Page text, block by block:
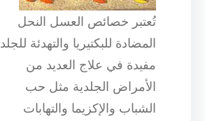
تُعتبر خصائص العسل النحل
المضادة للبكتيريا والتهدئة للجلد
مفيدة في علاج العديد من
الأمراض الجلدية مثل حب
الشباب والإكزيما والتهابات